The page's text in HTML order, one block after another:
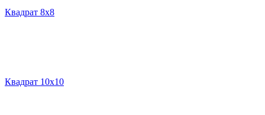
Квадрат 8х8
Квадрат 10х10